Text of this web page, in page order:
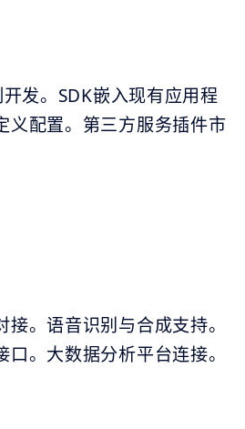
发。SDK嵌入现有应用程
义配置。第三方服务插件市
。语音识别与合成支持。
。大数据分析平台连接。